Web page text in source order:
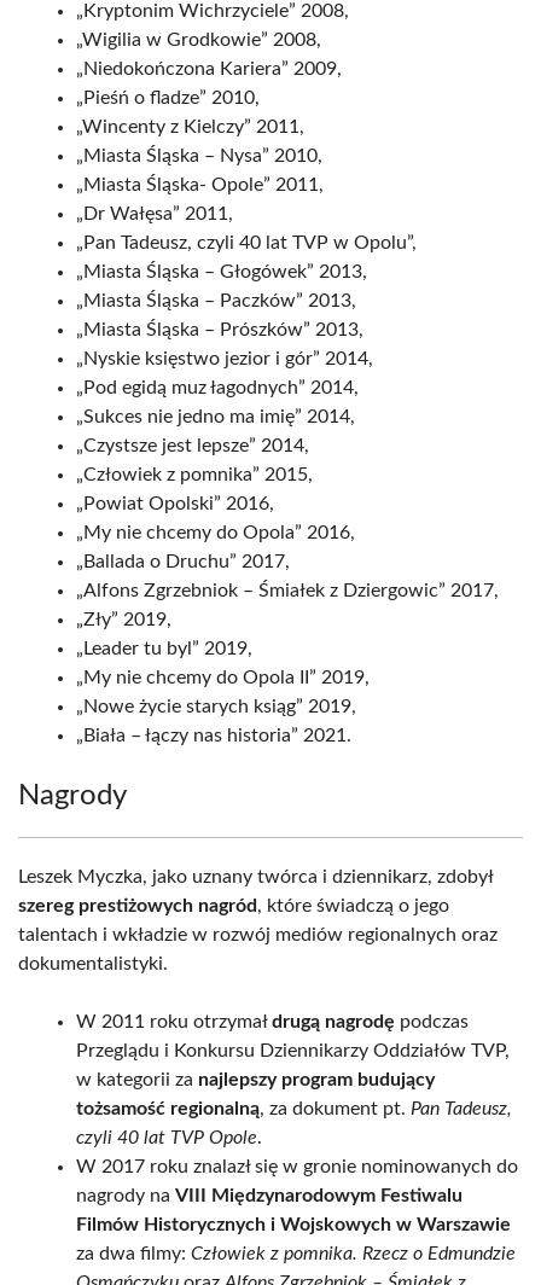
„Kryptonim Wichrzyciele” 2008,
„Wigilia w Grodkowie” 2008,
„Niedokończona Kariera” 2009,
„Pieśń o fladze” 2010,
„Wincenty z Kielczy” 2011,
„Miasta Śląska – Nysa” 2010,
„Miasta Śląska- Opole” 2011,
„Dr Wałęsa” 2011,
„Pan Tadeusz, czyli 40 lat TVP w Opolu”,
„Miasta Śląska – Głogówek” 2013,
„Miasta Śląska – Paczków” 2013,
„Miasta Śląska – Prószków” 2013,
„Nyskie księstwo jezior i gór” 2014,
„Pod egidą muz łagodnych” 2014,
„Sukces nie jedno ma imię” 2014,
„Czystsze jest lepsze” 2014,
„Człowiek z pomnika” 2015,
„Powiat Opolski” 2016,
„My nie chcemy do Opola” 2016,
„Ballada o Druchu” 2017,
„Alfons Zgrzebniok – Śmiałek z Dziergowic” 2017,
„Zły” 2019,
„Leader tu byl” 2019,
„My nie chcemy do Opola II” 2019,
„Nowe życie starych ksiąg” 2019,
„Biała – łączy nas historia” 2021.
Nagrody
Leszek Myczka, jako uznany twórca i dziennikarz, zdobył
szereg prestiżowych nagród, które świadczą o jego
talentach i wkładzie w rozwój mediów regionalnych oraz
dokumentalistyki.
W 2011 roku otrzymałdrugą nagrodę podczas
Przeglądu i Konkursu Dziennikarzy Oddziałów TVP,
w kategorii za najlepszy program budujący
tożsamość regionalną, za dokument pt. Pan Tadeusz,
czyli 40 lat TVP Opole.
W 2017 roku znalazł się w gronie nominowanych do
nagrody na VIII Międzynarodowym Festiwalu
Filmów Historycznych i Wojskowych w Warszawie
za dwa filmy: Człowiek z pomnika. Rzecz o Edmundzie